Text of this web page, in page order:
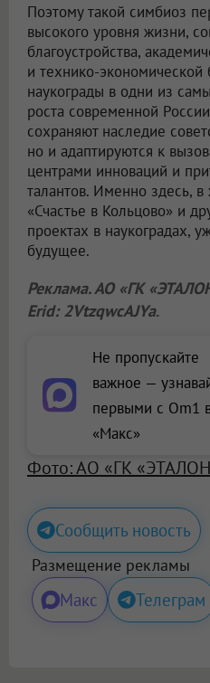
Поэтому такой симбиоз
высокого уровня жизни,
благоустройства,
и технико-
наукограды в одни из
роста современной
сохраняют наследие
но и адаптируются к
центрами инноваций и
талантов. Именно здесь,
«Счастье в Кольцово» и
проектах в наукоградах,
будущее.
Реклама. АО «ГК
Erid: 2VtzqwcAJYa.
Не пропускайте
важное —
первыми с Om1
«Макс»
Фото: АО «ГК
Сообщить новость
Размещение рекламы
Макс Телеграм